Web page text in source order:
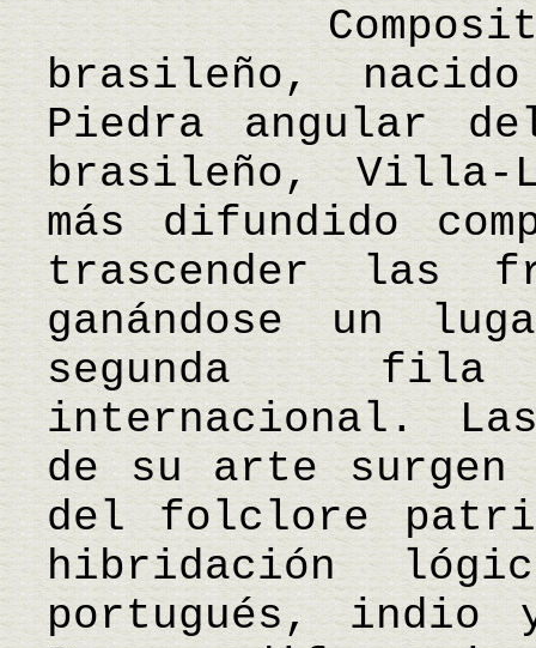
Compositor
brasileño,
Piedra angular
brasileño, Villa-
más difundido
trascender las
ganándose un
segunda
internacional.
de su arte
del folclore
hibridación
portugués, indio